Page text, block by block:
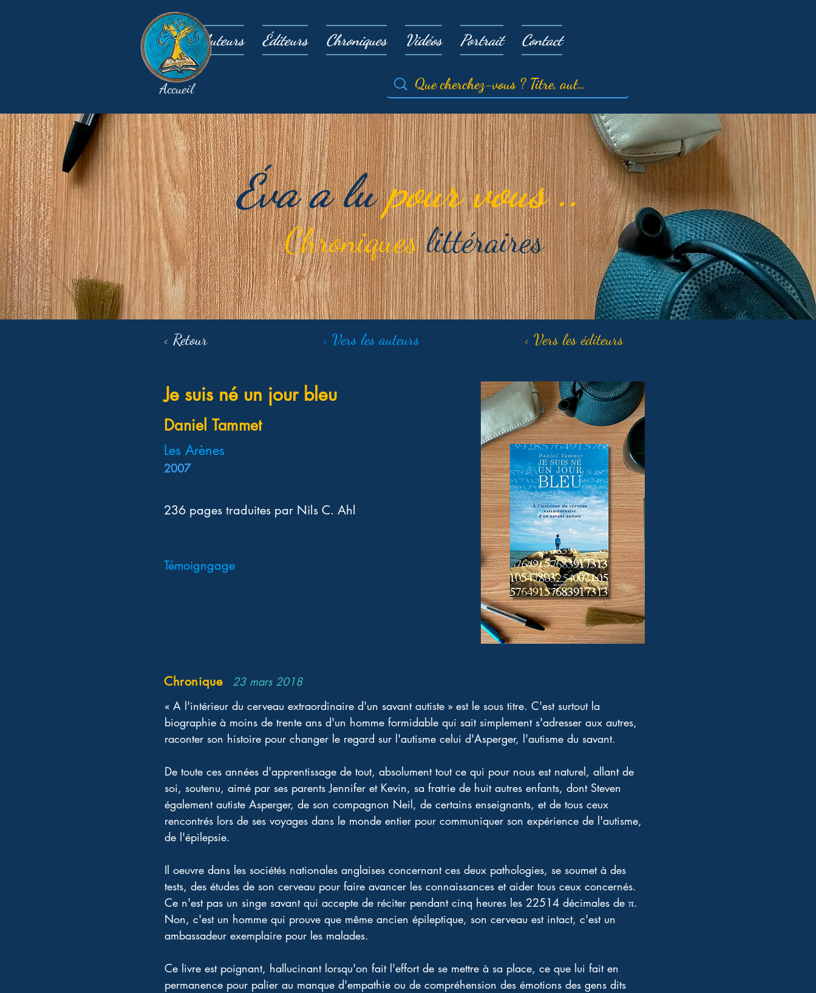
Auteurs Éditeurs Chroniques Vidéos Portrait Contact
Accueil
Éva a lupour vous ..
Chroniqueslittéraires
Je suis né un jour bleu
Daniel Tammet
Les Arènes
2007
236 pages traduites par Nils C. Ahl
Témoigngage
Chronique
23 mars 2018
« A l'intérieur du cerveau extraordinaire d'un savant autiste » est le sous titre. C'est surtout la
biographie à moins de trente ans d'un homme formidable qui sait simplement s'adresser aux autres,
raconter son histoire pour changer le regard sur l'autisme celui d'Asperger, l'autisme du savant.
De toute ces années d'apprentissage de tout, absolument tout ce qui pour nous est naturel, allant de
soi, soutenu, aimé par ses parents Jennifer et Kevin, sa fratrie de huit autres enfants, dont Steven
également autiste Asperger, de son compagnon Neil, de certains enseignants, et de tous ceux
rencontrés lors de ses voyages dans le monde entier pour communiquer son expérience de l'autisme,
de l'épilepsie.
Il oeuvre dans les sociétés nationales anglaises concernant ces deux pathologies, se soumet à des
tests, des études de son cerveau pour faire avancer les connaissances et aider tous ceux concernés.
Ce n'est pas un singe savant qui accepte de réciter pendant cinq heures les 22514 décimales de π.
Non, c'est un homme qui prouve que même ancien épileptique, son cerveau est intact, c'est un
ambassadeur exemplaire pour les malades.
Ce livre est poignant, hallucinant lorsqu'on fait l'effort de se mettre à sa place, ce que lui fait en
permanence pour palier au manque d'empathie ou de compréhension des émotions des gens dits
< Retour < Vers les auteurs < Vers les éditeurs